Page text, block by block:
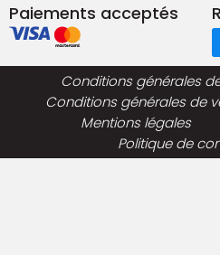
Paiements acceptés
Conditions générales
Conditions générales de
Mentions légales
Politique de